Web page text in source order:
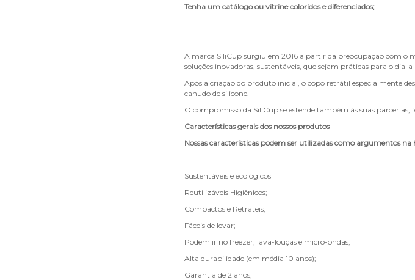
Tenha um catálogo ou vitrine coloridos e diferenciados;
A marca SiliCup surgiu em 2016 a partir da preocupação com o
soluções inovadoras, sustentáveis, que sejam práticas para o dia-
Após a criação do produto inicial, o copo retrátil especialmente
canudo de silicone.
O compromisso da SiliCup se estende também às suas
Características gerais dos nossos produtos
Nossas características podem ser utilizadas como argumentos na
Sustentáveis e ecológicos
Reutilizáveis Higiênicos;
Compactos e Retráteis;
Fáceis de levar;
Podem ir no freezer, lava-louças e micro-ondas;
Alta durabilidade (em média 10 anos);
Garantia de 2 anos;